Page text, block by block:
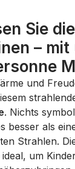
Sie
–
und
. Nichts
besser als
Strahlen.
um